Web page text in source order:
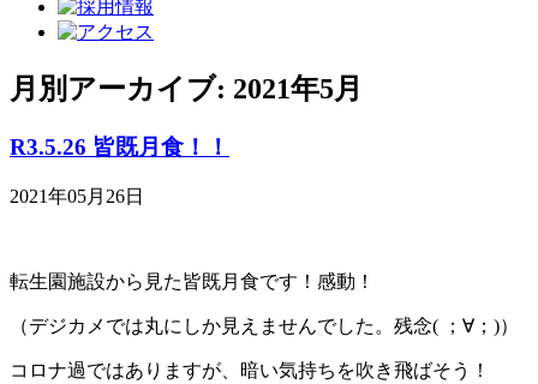
月別アーカイブ: 2021年5月
R3.5.26 皆既月食！！
2021年05月26日
転生園施設から見た皆既月食です！感動！
（デジカメでは丸にしか見えませんでした。残念( ；∀；)）
コロナ過ではありますが、暗い気持ちを吹き飛ばそう！